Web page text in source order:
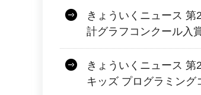
きょういくニュース
計グラフコンクール入
きょういくニュース
キッズ プログラミング